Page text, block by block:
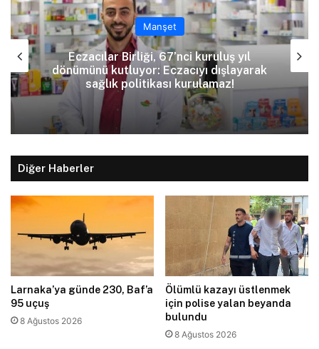
Manşet
Eczacılar Birliği, 67’nci kuruluş yıl
dönümünü kutluyor: Eczacıyı dışlayarak
sağlık politikası kurulamaz!
Diğer Haberler
Larnaka’ya günde 230, Baf’a
95 uçuş
8 Ağustos 2026
Ölümlü kazayı üstlenmek
için polise yalan beyanda
bulundu
8 Ağustos 2026